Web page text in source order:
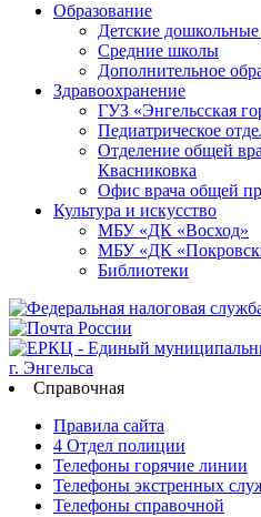
Образование
Детские
Средние школы
Дополнительное
Здравоохранение
ГУЗ «Энгельсская
Педиатрическое
Отделение общей
Квасниковка
Офис врача общей
Культура и искусство
МБУ «ДК «Восход»
МБУ «ДК
Библиотеки
Справочная
Правила сайта
4 Отдел полиции
Телефоны горячие линии
Телефоны экстренных
Телефоны справочной